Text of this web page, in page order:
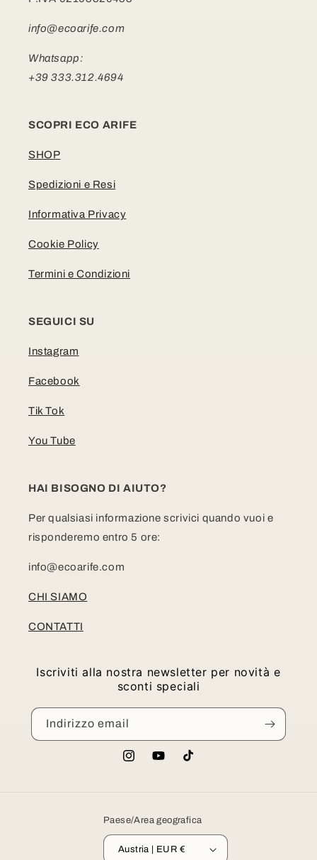
info@ecoarife.com
Whatsapp:
+39 333.312.4694
SCOPRI ECO ARIFE
SHOP
Spedizioni e Resi
Informativa Privacy
Cookie Policy
Termini e Condizioni
SEGUICI SU
Instagram
Facebook
Tik Tok
You Tube
HAI BISOGNO DI AIUTO?
Per qualsiasi informazione scrivici quando vuoi e
risponderemo entro 5 ore:
info@ecoarife.com
CHI SIAMO
CONTATTI
Iscriviti alla nostra newsletter per novità e
sconti speciali
Indirizzo email
InstagramYouTubeTikTok
Paese/Area geografica
Austria | EUR €